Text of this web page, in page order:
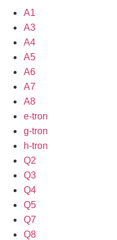
A1
A3
A4
A5
A6
A7
A8
e-tron
g-tron
h-tron
Q2
Q3
Q4
Q5
Q7
Q8